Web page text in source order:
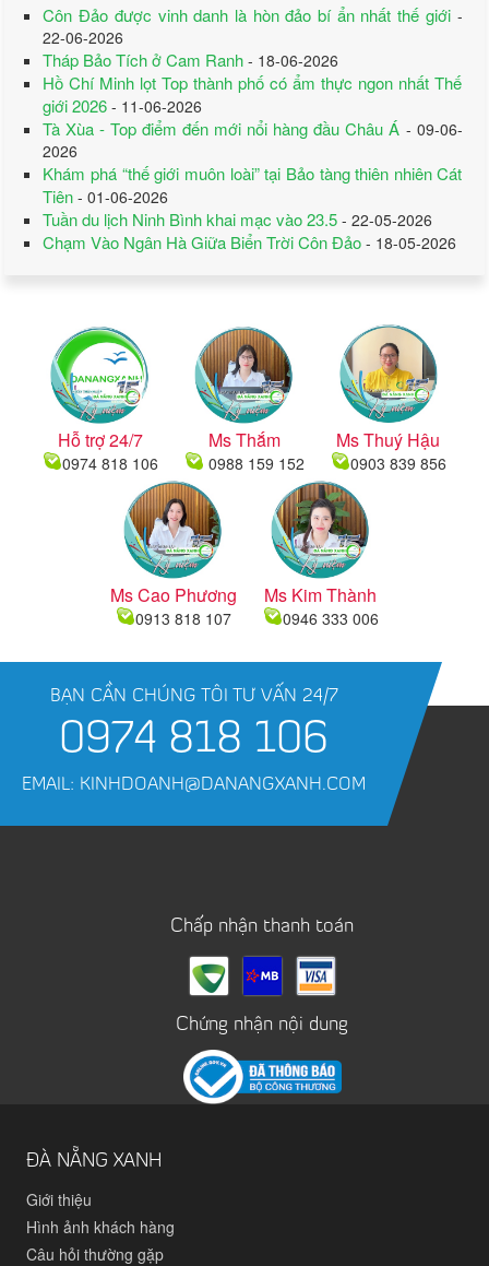
Côn Đảo được vinh danh là hòn đảo bí ẩn nhất thế giới-
22-06-2026
Tháp Bảo Tích ở Cam Ranh - 18-06-2026
Hồ Chí Minh lọt Top thành phố có ẩm thực ngon nhất Thế
giới 2026 - 11-06-2026
Tà Xùa - Top điểm đến mới nổi hàng đầu Châu Á - 09-06-
2026
Khám phá “thế giới muôn loài” tại Bảo tàng thiên nhiên Cát
Tiên - 01-06-2026
Tuần du lịch Ninh Bình khai mạc vào 23.5 - 22-05-2026
Chạm Vào Ngân Hà Giữa Biển Trời Côn Đảo - 18-05-2026
Hỗ trợ 24/7
0974 818 106
Ms Thắm
0988 159 152
Ms Thuý Hậu
0903 839 856
Ms Cao Phương
0913 818 107
Ms Kim Thành
0946 333 006
BẠN CẦN CHÚNG TÔI TƯ VẤN 24/7
0974 818 106
EMAIL: KINHDOANH@DANANGXANH.COM
Chấp nhận thanh toán
Chứng nhận nội dung
ĐÀ NẴNG XANH
Giới thiệu
Hình ảnh khách hàng
Câu hỏi thường gặp